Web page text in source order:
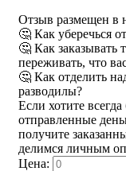
Отзыв размещен в
🤔 Как уберечься
🤔 Как заказывать
переживать, что
🤔 Как отделить
разводилы?
Если хотите
отправленные
получите
делимся личным
Цена: